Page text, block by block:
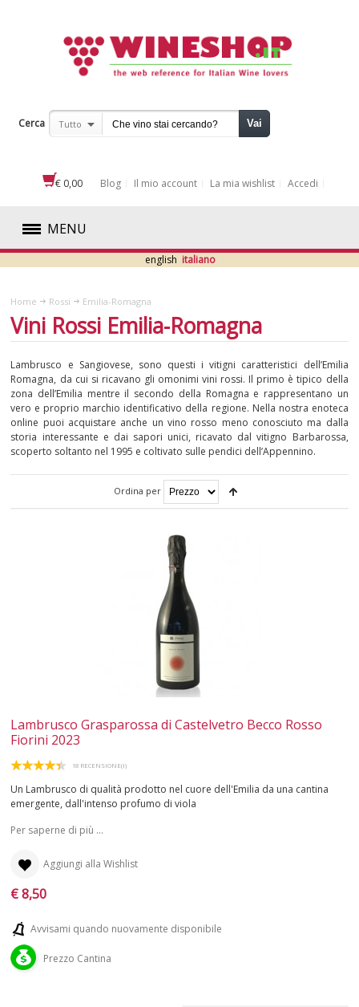
Cerca Tutto Vai
€ 0,00 Blog Il mio account La mia wishlist Accedi
MENU
ROSSI
ABRUZZO
BASILICATA
CALABRIA
CAMPANIA
EMILIA-ROMAGNA
FRIULI-VENEZIA GIULIA
SARDEGNA
TOSCANA
TRENTINO-ALTO ADIGE
UMBRIA
VALLE D'AOSTA
english italiano
Home Rossi Emilia-Romagna
Vini Rossi Emilia-Romagna
Lambrusco e Sangiovese, sono questi i vitigni caratteristici dell’Emilia
Romagna, da cui si ricavano gli omonimi vini rossi. Il primo è tipico della
zona dell’Emilia mentre il secondo della Romagna e rappresentano un
vero e proprio marchio identificativo della regione. Nella nostra enoteca
online puoi acquistare anche un vino rosso meno conosciuto ma dalla
storia interessante e dai sapori unici, ricavato dal vitigno Barbarossa,
scoperto soltanto nel 1995 e coltivato sulle pendici dell’Appennino.
Ordina per
Lambrusco Grasparossa di Castelvetro Becco Rosso
Fiorini 2023
18 RECENSIONE(I)
Un Lambrusco di qualità prodotto nel cuore dell'Emilia da una cantina
emergente, dall'intenso profumo di viola
Per saperne di più ...
Aggiungi alla Wishlist
€ 8,50
Avvisami quando nuovamente disponibile
Prezzo Cantina